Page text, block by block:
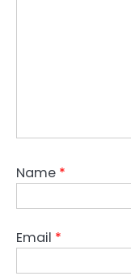
Name *
Email *